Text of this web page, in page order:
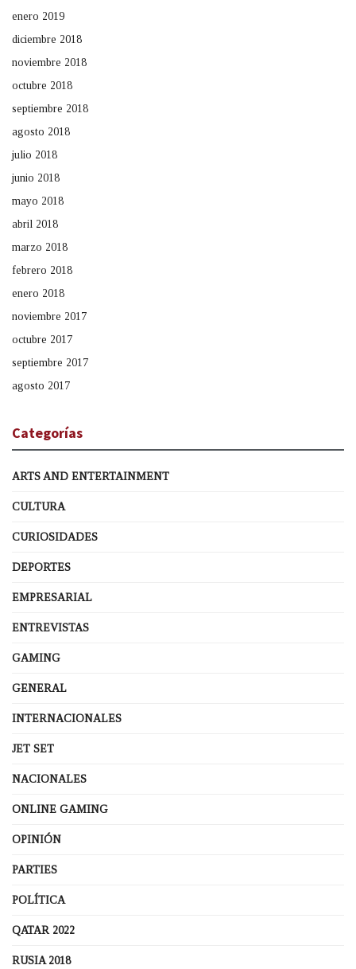
enero 2019
diciembre 2018
noviembre 2018
octubre 2018
septiembre 2018
agosto 2018
julio 2018
junio 2018
mayo 2018
abril 2018
marzo 2018
febrero 2018
enero 2018
noviembre 2017
octubre 2017
septiembre 2017
agosto 2017
Categorías
ARTS AND ENTERTAINMENT
CULTURA
CURIOSIDADES
DEPORTES
EMPRESARIAL
ENTREVISTAS
GAMING
GENERAL
INTERNACIONALES
JET SET
NACIONALES
ONLINE GAMING
OPINIÓN
PARTIES
POLÍTICA
QATAR 2022
RUSIA 2018